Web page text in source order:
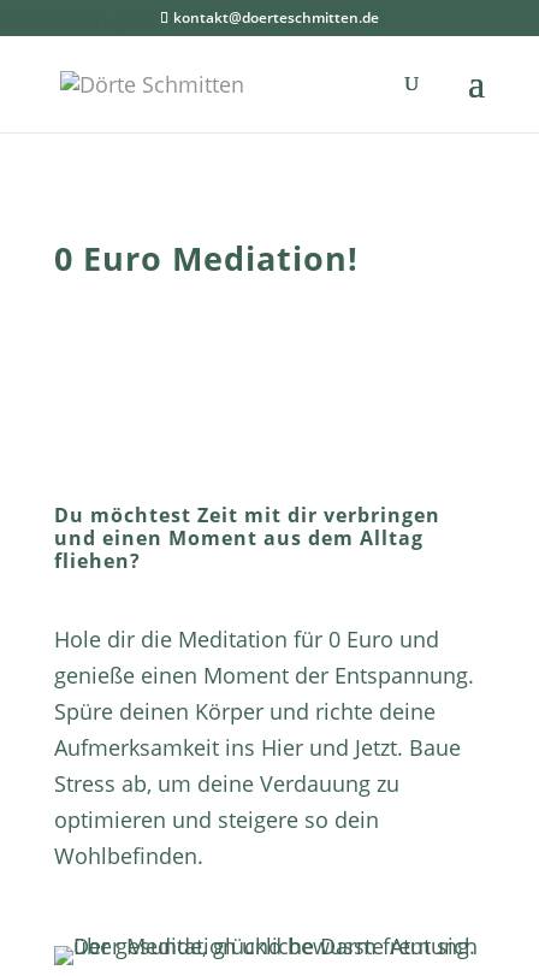
Akkordeon geschlossenkontakt@doerteschmitten.de
0 Euro Mediation!
Du möchtest Zeit mit dir verbringen
und einen Moment aus dem Alltag
fliehen?
Hole dir die Meditation für 0 Euro und
genieße einen Moment der Entspannung.
Spüre deinen Körper und richte deine
Aufmerksamkeit ins Hier und Jetzt. Baue
Stress ab, um deine Verdauung zu
optimieren und steigere so dein
Wohlbefinden.